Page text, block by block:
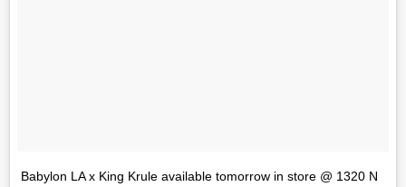
Babylon LA x King Krule available tomorrow in store @ 1320 N